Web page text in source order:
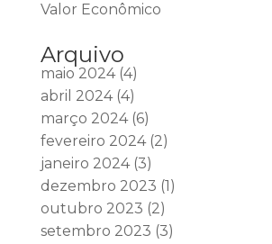
Valor Econômico
Arquivo
maio 2024(4)
abril 2024(4)
março 2024(6)
fevereiro 2024(2)
janeiro 2024(3)
dezembro 2023 (1)
outubro 2023 (2)
setembro 2023 (3)